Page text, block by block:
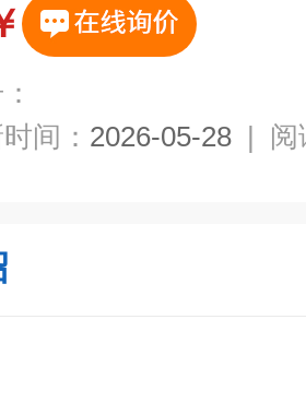
间： 2026-05-28 | 阅